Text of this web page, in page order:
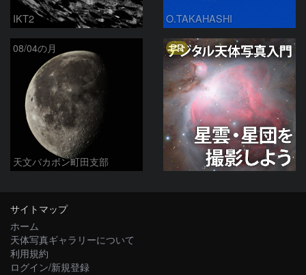
IKT2 O.TAKAHASHI
08/04の月
天文バカボン町田支部
PR
サイトマップ
ホーム
天体写真ギャラリーについて
利用規約
ログイン/新規登録